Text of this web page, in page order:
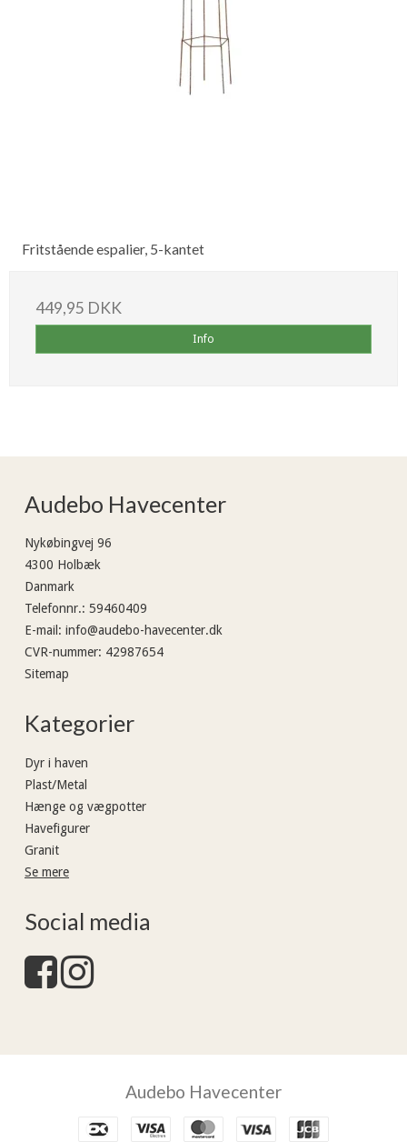
Fritstående espalier, 5-kantet
449,95 DKK
Info
Audebo Havecenter
Nykøbingvej 96
4300 Holbæk
Danmark
Telefonnr.: 59460409
E-mail : info@audebo-havecenter.dk
CVR-nummer: 42987654
Sitemap
Kategorier
Dyr i haven
Plast/Metal
Hænge og vægpotter
Havefigurer
Granit
Se mere
Social media
Audebo Havecenter